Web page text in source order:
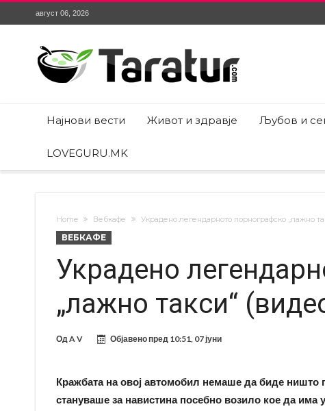
август 06, 2026
Најнови вести Живот и здравје Љубов и
LOVEGURU.MK
Home Вебкафе Украдено легендарното порнографско „лажно
ВЕБКАФЕ
Украдено
„лажно такси“
ОдA V Објавено пред 10:51, 07 јуни
Кражбата на овој автомобил немаше да биде ништо
стануваше за навистина посебно возило кое да има